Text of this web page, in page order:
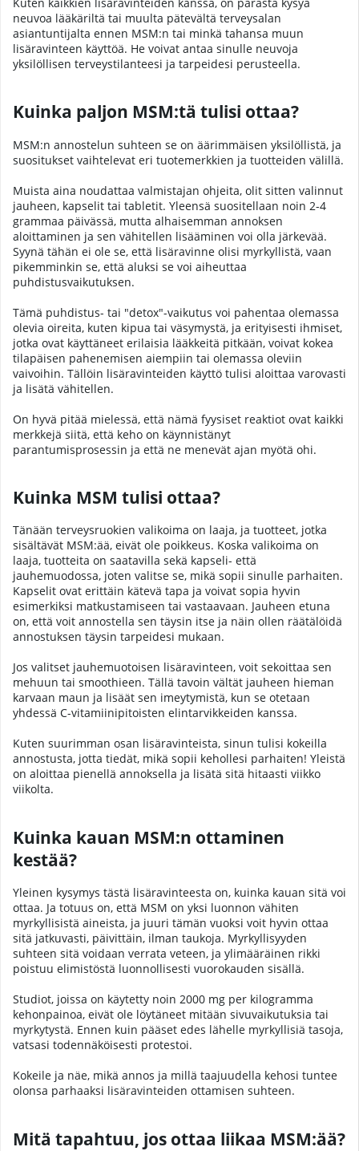
neuvoa lääkäriltä tai muulta pätevältä terveysalan
asiantuntijalta ennen MSM:n tai minkä tahansa muun
lisäravinteen käyttöä. He voivat antaa sinulle neuvoja
yksilöllisen terveystilanteesi ja tarpeidesi perusteella.
Kuinka paljon MSM:tä tulisi ottaa?
MSM:n annostelun suhteen se on äärimmäisen yksilöllistä, ja
suositukset vaihtelevat eri tuotemerkkien ja tuotteiden välillä.
Muista aina noudattaa valmistajan ohjeita, olit sitten valinnut
jauheen, kapselit tai tabletit. Yleensä suositellaan noin 2-4
grammaa päivässä, mutta alhaisemman annoksen
aloittaminen ja sen vähitellen lisääminen voi olla järkevää.
Syynä tähän ei ole se, että lisäravinne olisi myrkyllistä, vaan
pikemminkin se, että aluksi se voi aiheuttaa
puhdistusvaikutuksen.
Tämä puhdistus- tai "detox"-vaikutus voi pahentaa olemassa
olevia oireita, kuten kipua tai väsymystä, ja erityisesti ihmiset,
jotka ovat käyttäneet erilaisia lääkkeitä pitkään, voivat kokea
tilapäisen pahenemisen aiempiin tai olemassa oleviin
vaivoihin. Tällöin lisäravinteiden käyttö tulisi aloittaa varovasti
ja lisätä vähitellen.
On hyvä pitää mielessä, että nämä fyysiset reaktiot ovat kaikki
merkkejä siitä, että keho on käynnistänyt
parantumisprosessin ja että ne menevät ajan myötä ohi.
Kuinka MSM tulisi ottaa?
Tänään terveysruokien valikoima on laaja, ja tuotteet, jotka
sisältävät MSM:ää, eivät ole poikkeus. Koska valikoima on
laaja, tuotteita on saatavilla sekä kapseli- että
jauhemuodossa, joten valitse se, mikä sopii sinulle parhaiten.
Kapselit ovat erittäin kätevä tapa ja voivat sopia hyvin
esimerkiksi matkustamiseen tai vastaavaan. Jauheen etuna
on, että voit annostella sen täysin itse ja näin ollen räätälöidä
annostuksen täysin tarpeidesi mukaan.
Jos valitset jauhemuotoisen lisäravinteen, voit sekoittaa sen
mehuun tai smoothieen. Tällä tavoin vältät jauheen hieman
karvaan maun ja lisäät sen imeytymistä, kun se otetaan
yhdessä C-vitamiinipitoisten elintarvikkeiden kanssa.
Kuten suurimman osan lisäravinteista, sinun tulisi kokeilla
annostusta, jotta tiedät, mikä sopii kehollesi parhaiten! Yleistä
on aloittaa pienellä annoksella ja lisätä sitä hitaasti viikko
viikolta.
Kuinka kauan MSM:n ottaminen
kestää?
Yleinen kysymys tästä lisäravinteesta on, kuinka kauan sitä voi
ottaa. Ja totuus on, että MSM on yksi luonnon vähiten
myrkyllisistä aineista, ja juuri tämän vuoksi voit hyvin ottaa
sitä jatkuvasti, päivittäin, ilman taukoja. Myrkyllisyyden
suhteen sitä voidaan verrata veteen, ja ylimääräinen rikki
poistuu elimistöstä luonnollisesti vuorokauden sisällä.
Studiot, joissa on käytetty noin 2000 mg per kilogramma
kehonpainoa, eivät ole löytäneet mitään sivuvaikutuksia tai
myrkytystä. Ennen kuin pääset edes lähelle myrkyllisiä tasoja,
vatsasi todennäköisesti protestoi.
Kokeile ja näe, mikä annos ja millä taajuudella kehosi tuntee
olonsa parhaaksi lisäravinteiden ottamisen suhteen.
Mitä tapahtuu, jos ottaa liikaa MSM:ää?